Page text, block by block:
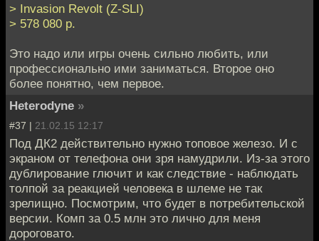
> Invasion Revolt (Z-SLI)
> 578 080 р.
Это надо или игры очень сильно любить, или
профессионально ими заниматься. Второе оно
более понятно, чем первое.
Heterodyne »
#37 | 21.02.15 12:17
Под ДК2 действительно нужно топовое железо. И с
экраном от телефона они зря намудрили. Из-за этого
дублирование глючит и как следствие - наблюдать
толпой за реакцией человека в шлеме не так
зрелищно. Посмотрим, что будет в потребительской
версии. Комп за 0.5 млн это лично для меня
дороговато.